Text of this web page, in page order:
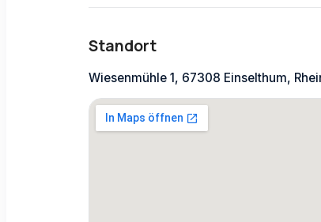
Standort
Wiesenmühle 1, 67308 Einselthum,